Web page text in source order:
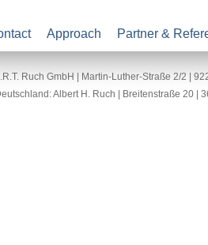
Approach Partner &
Ruch GmbH | Martin-Luther-Straße 2/2 |
Albert H. Ruch | Breitenstraße 20 |